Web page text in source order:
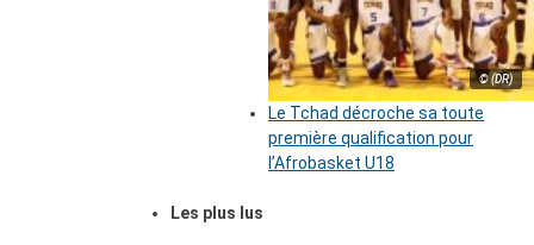
© (DR)
Le Tchad décroche sa toute
première qualification pour
l’Afrobasket U18
Les plus lus